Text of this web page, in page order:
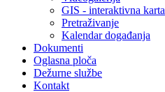
GIS - interaktivna karta
Pretraživanje
Kalendar događanja
Dokumenti
Oglasna ploča
Dežurne službe
Kontakt